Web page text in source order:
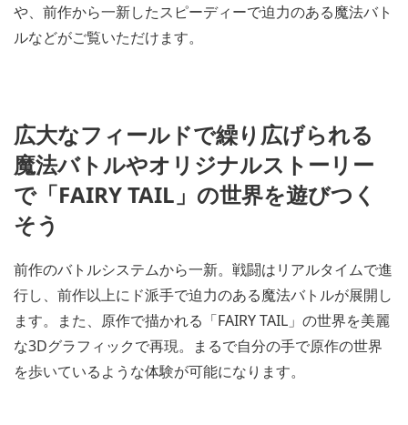
や、前作から一新したスピーディーで迫力のある魔法バト
ルなどがご覧いただけます。
広大なフィールドで繰り広げられる
魔法バトルやオリジナルストーリー
で「FAIRY TAIL」の世界を遊びつく
そう
前作のバトルシステムから一新。戦闘はリアルタイムで進
行し、前作以上にド派手で迫力のある魔法バトルが展開し
ます。また、原作で描かれる「FAIRY TAIL」の世界を美麗
な3Dグラフィックで再現。まるで自分の手で原作の世界
を歩いているような体験が可能になります。